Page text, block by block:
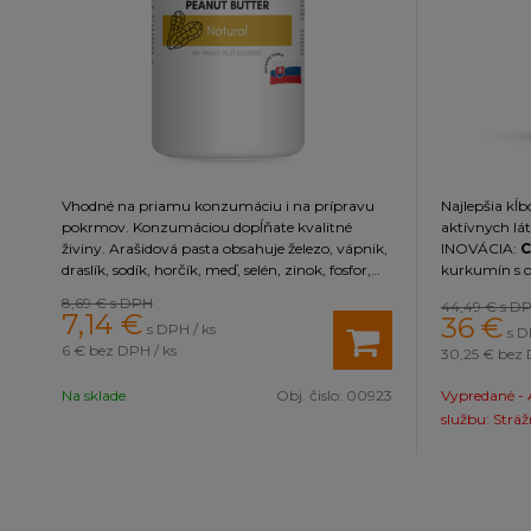
Vhodné na priamu konzumáciu i na prípravu
pokrmov. Konzumáciou dopĺňate kvalitné
živiny. Arašidová pasta obsahuje železo, vápnik,
draslík, sodík, horčík, meď, selén, zinok, fosfor,
listová, kyselina pantoténová, vitamíny B a E.
8,69 €s DPH
7,14 € s DPH / ks
6 € bez DPH / ks
Na sklade Obj. čislo: 00923
Najlepšia
aktívnych
INOVÁCIA:
kurkumín s
- zmes
vstrebávanie
kĺbov a
použité
44,49 €s
36 € s
30,25 € bez
Vypredané -
službu: